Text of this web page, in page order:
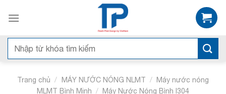
Tìm
kiếm:
Trang chủ / MÁY NƯỚC NÓNG NLMT /
Máy nước nóng
MLMT Bình Minh / Máy Nước Nóng Bình I304